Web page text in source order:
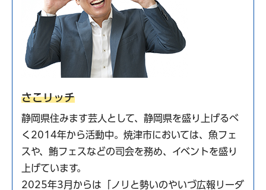
さこリッチ
静岡県住みます芸人として、静岡県を盛り上げるべ
く2014年から活動中。焼津市においては、魚フェ
スや、鮪フェスなどの司会を務め、イベントを盛り
上げています。
2025年3月からは「ノリと勢いのやいづ広報リーダ